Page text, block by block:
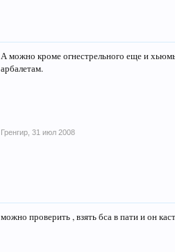
А можно кроме огнестрельного еще и
арбалетам.
Гренгир 31 июл 2008
можно проверить , взять бса в пати и он